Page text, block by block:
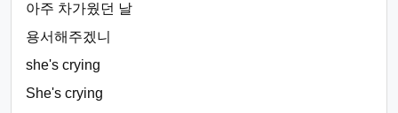
아주 차가웠던 날
용서해주겠니
she's crying
She's crying